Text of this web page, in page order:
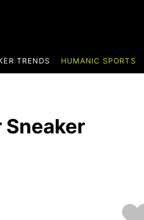
TRENDS HUMANIC SPORTS